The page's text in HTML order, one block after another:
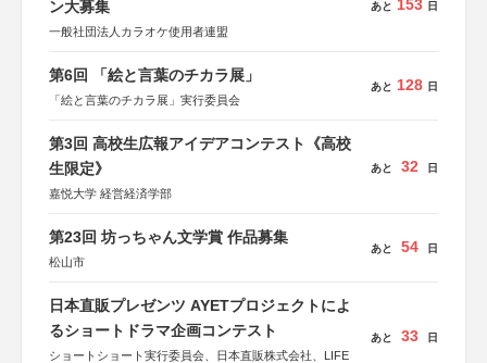
ン大募集
一般社団法人カラオケ使用者連盟
あと 153 日
第6回 「絵と言葉のチカラ展」
「絵と言葉のチカラ展」実行委員会
あと 128 日
第3回 高校生広報アイデアコンテスト《高校
生限定》
嘉悦大学 経営経済学部
あと 32 日
第23回 坊っちゃん文学賞 作品募集
松山市
あと 54 日
日本直販プレゼンツ AYETプロジェクトによ
るショートドラマ企画コンテスト
ショートショート実行委員会、日本直販株式会社、LIFE
あと 33 日